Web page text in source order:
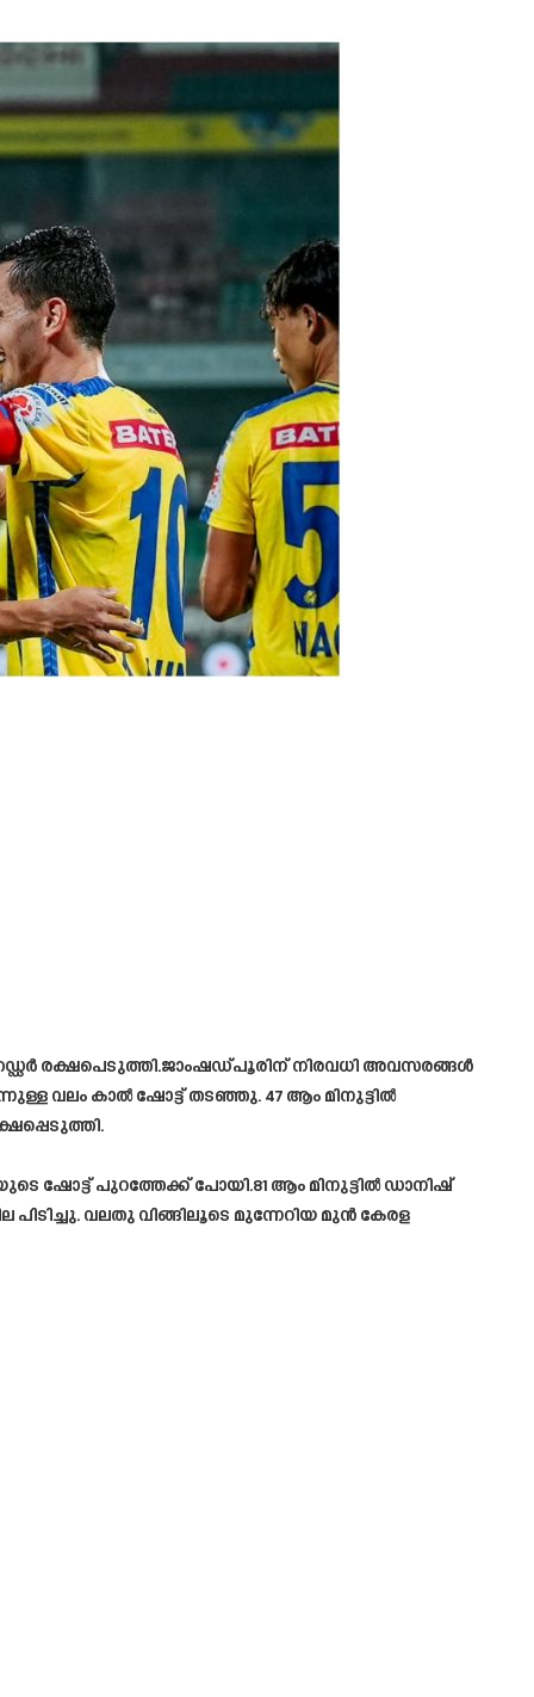
രക്ഷപെടുത്തി.ജാംഷഡ്പൂരിന് നിരവധി അവസരങ്ങൾ
വലം കാൽ ഷോട്ട് തടഞ്ഞു. 47 ആം മിനുട്ടിൽ
ഷോട്ട് പുറത്തേക്ക് പോയി.81 ആം മിനുട്ടിൽ ഡാനിഷ്
പിടിച്ചു. വലതു വിങ്ങിലൂടെ മുന്നേറിയ മുൻ കേരള